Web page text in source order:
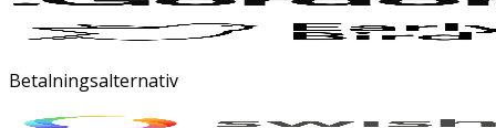
Betalningsalternativ